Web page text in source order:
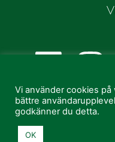
Vi använder cookies
bättre
godkänner du detta.
OK